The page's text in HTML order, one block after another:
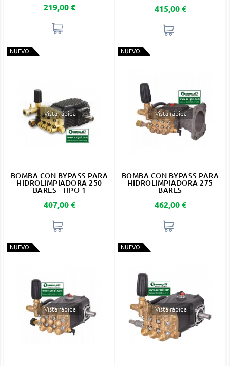
Precio
219,00 € Precio
415,00 €
NUEVO
Vista rápida
BOMBA CON BYPASS PARA
HIDROLIMPIADORA 250
BARES - TIPO 1
Precio
407,00 €
NUEVO
Vista rápida
BOMBA CON BYPASS PARA
HIDROLIMPIADORA 275
BARES
Precio
462,00 €
NUEVO
Vista rápida
NUEVO
Vista rápida